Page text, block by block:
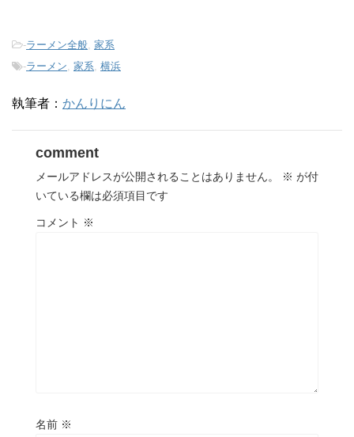
-ラーメン全般 家系
-ラーメン 家系 横浜
執筆者： かんりにん
comment
メールアドレスが公開されることはありません。 ※ が付
いている欄は必須項目です
コメント ※
名前 ※